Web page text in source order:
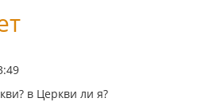
в Церкви ли я?